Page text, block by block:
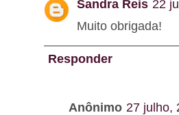
Sandra Reis 22
Muito obrigada!
Responder
Anônimo 27 julho,